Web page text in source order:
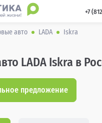
+7
авто LADA Iskra
LADA Iskra в
предложение